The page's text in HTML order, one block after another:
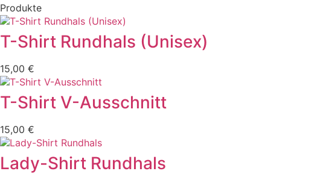
Produkte
T-Shirt Rundhals (Unisex)
15,00 €
T-Shirt V-Ausschnitt
15,00 €
Lady-Shirt Rundhals